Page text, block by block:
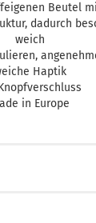
Beutel
dadurch
weich
Haptik
in Europe